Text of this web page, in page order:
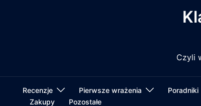
Czyli
Recenzje Pierwsze wrażenia Poradniki
Zakupy
Pozostałe